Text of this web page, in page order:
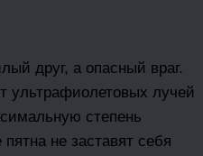
друг, а опасный враг.
ультрафиолетовых лучей
степень
не заставят себя